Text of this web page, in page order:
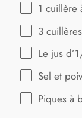
1 cuillère
3
Le jus
Sel et
Piques à